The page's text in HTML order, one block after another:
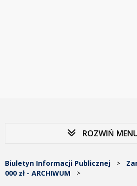
ROZWIŃ
Biuletyn Informacji Publicznej >
000 zł - ARCHIWUM >